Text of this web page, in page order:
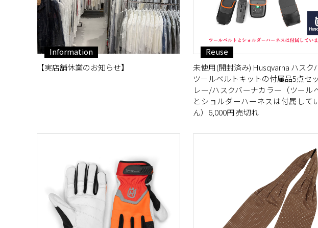
Information
【実店舗休業のお知らせ】
Reuse
未使用(開封済み) Husqvarna ハスク
ツールベルトキットの付属品5点セ
レー/ハスクバーナカラー（ツール
とショルダーハーネスは付属して
ん）6,000円 売切れ